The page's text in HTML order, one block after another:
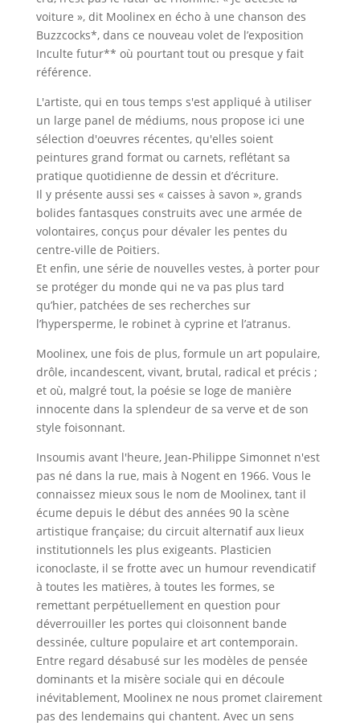
voiture », dit Moolinex en écho à une chanson des
Buzzcocks*, dans ce nouveau volet de l’exposition
Inculte futur** où pourtant tout ou presque y fait
référence.
L'artiste, qui en tous temps s'est appliqué à utiliser
un large panel de médiums, nous propose ici une
sélection d'oeuvres récentes, qu'elles soient
peintures grand format ou carnets, reflétant sa
pratique quotidienne de dessin et d’écriture.
Il y présente aussi ses « caisses à savon », grands
bolides fantasques construits avec une armée de
volontaires, conçus pour dévaler les pentes du
centre-ville de Poitiers.
Et enfin, une série de nouvelles vestes, à porter pour
se protéger du monde qui ne va pas plus tard
qu’hier, patchées de ses recherches sur
l’hypersperme, le robinet à cyprine et l’atranus.
Moolinex, une fois de plus, formule un art populaire,
drôle, incandescent, vivant, brutal, radical et précis ;
et où, malgré tout, la poésie se loge de manière
innocente dans la splendeur de sa verve et de son
style foisonnant.
Insoumis avant l'heure, Jean-Philippe Simonnet n'est
pas né dans la rue, mais à Nogent en 1966. Vous le
connaissez mieux sous le nom de Moolinex, tant il
écume depuis le début des années 90 la scène
artistique française; du circuit alternatif aux lieux
institutionnels les plus exigeants. Plasticien
iconoclaste, il se frotte avec un humour revendicatif
à toutes les matières, à toutes les formes, se
remettant perpétuellement en question pour
déverrouiller les portes qui cloisonnent bande
dessinée, culture populaire et art contemporain.
Entre regard désabusé sur les modèles de pensée
dominants et la misère sociale qui en découle
inévitablement, Moolinex ne nous promet clairement
pas des lendemains qui chantent. Avec un sens